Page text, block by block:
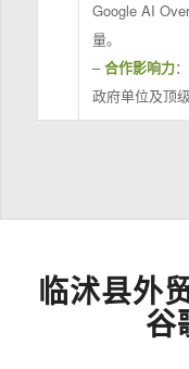
Google AI
量。
–合作影响力
政府单位及顶
临沭县外
谷